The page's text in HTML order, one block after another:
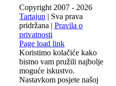
Copyright 2007 - 2026
Tartajun | Sva prava
pridržana | Pravila o
privatnosti
Page load link
Koristimo kolačiće kako
bismo vam pružili najbolje
moguće iskustvo.
Nastavkom posjete našoj